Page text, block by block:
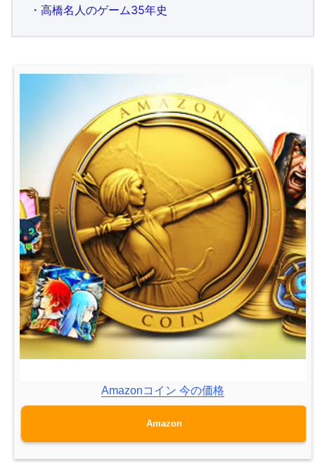
・ 高橋名人のゲーム35年史
Amazonコイン 今の価格
Amazon